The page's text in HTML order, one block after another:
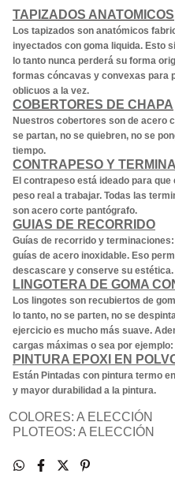
TAPIZADOS ANATOMICOS
Los tapizados son anatómicos
inyectados con goma liquida. Esto
lo tanto nunca perderá su forma
formas cóncavas y convexas para
oblicuos a la vez.
COBERTORES DE CHAPA
Nuestros cobertores son de acero
se partan, no se quiebren, no se
tiempo.
CONTRAPESO Y
El contrapeso está ideado para que
peso real a trabajar. Todas las
son acero corte pantógrafo.
GUIAS DE RECORRIDO
Guías de recorrido y
guías de acero inoxidable. Eso
descascare y conserve su estética.
LINGOTERA DE GOMA
Los lingotes son recubiertos de
lo tanto, no se parten, no se
ejercicio es mucho más suave.
cargas máximas o sea por
PINTURA EPOXI EN
Están Pintadas con pintura termo
y mayor durabilidad a la pintura.
COLORES: A ELECCI ÓN
PLOTEOS: A ELECCI ÓN